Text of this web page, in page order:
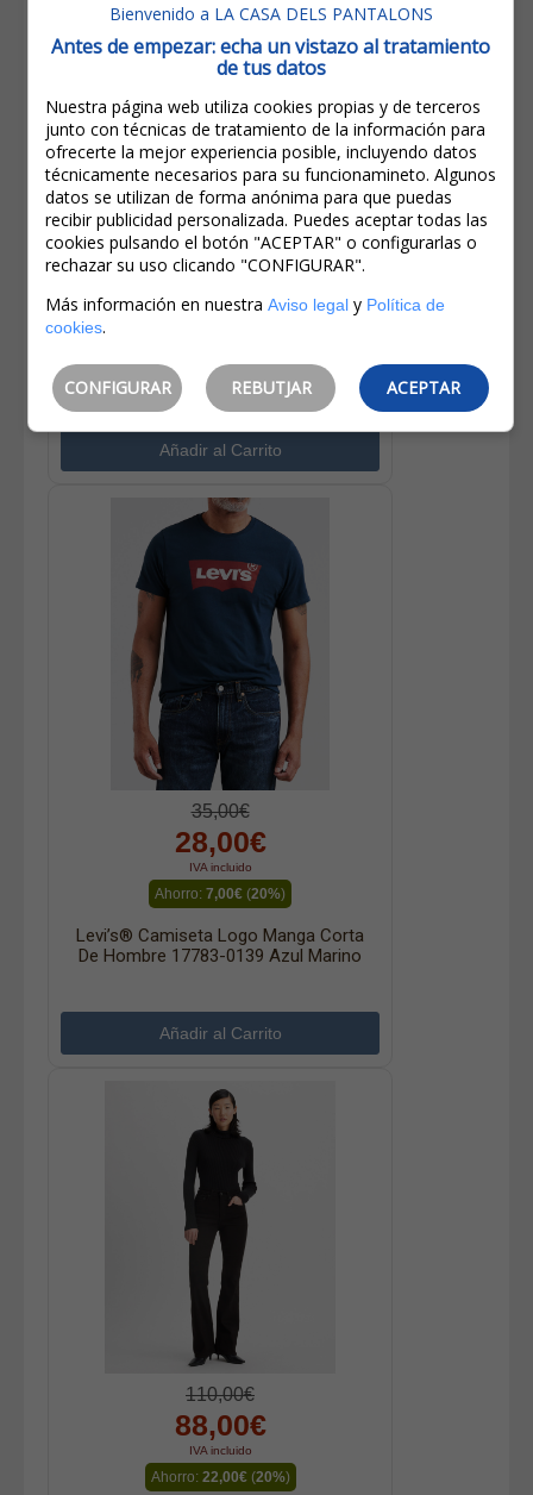
65,00€
32,50€
Ahorro: 32,50€(50%)
Mujer 56327-0399 Beige
35,00€
28,00€
IVA incluido
Ahorro: 7,00€ (20%)
Levi’s® Camiseta Logo Manga Corta
De Hombre 17783-0139 Azul Marino
110,00€
88,00€
IVA incluido
Ahorro: 22,00€(20%)
Bienvenido a LA CASA DELS PANTALONS
Antes de empezar: echa un vistazo al tratamiento
de tus datos
Nuestra página web utiliza cookies propias y de terceros
junto con técnicas de tratamiento de la información para
ofrecerte la mejor experiencia posible, incluyendo datos
técnicamente necesarios para su funcionamineto. Algunos
datos se utilizan de forma anónima para que puedas
recibir publicidad personalizada. Puedes aceptar todas las
cookies pulsando el botón "ACEPTAR" o configurarlas o
rechazar su uso clicando "CONFIGURAR".
Más información en nuestra Aviso legaly Política de
cookies.
CONFIGURAR REBUTJAR ACEPTAR